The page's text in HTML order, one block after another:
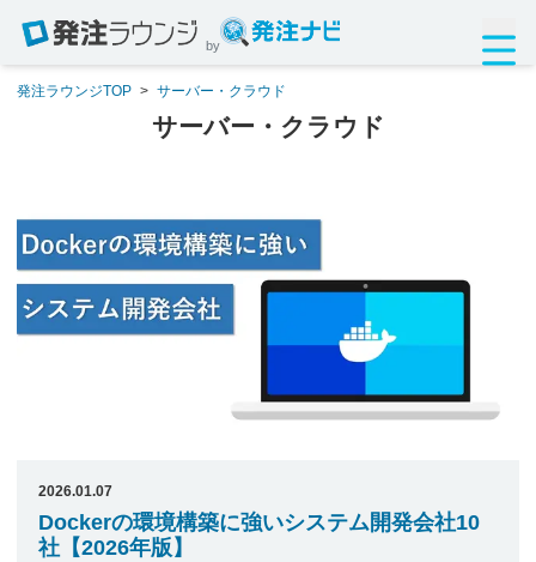
by
発注ラウンジTOP > サーバー・クラウド
サーバー・クラウド
2026.01.07
Dockerの環境構築に強いシステム開発会社10
社【2026年版】